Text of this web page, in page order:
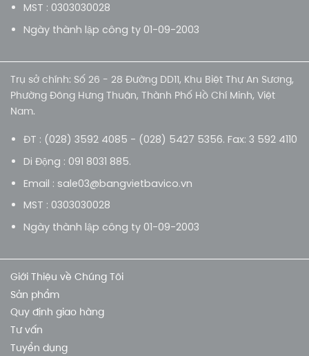
MST : 0303030028
Ngày thành lập công ty 01-09-2003
Trụ sở chính: Số 26 - 28 Đường DD11, Khu Biệt Thự An Sương,
Phường Đông Hưng Thuận, Thành Phố Hồ Chí Minh, Việt
Nam.
ĐT : (028) 3592 4085 - (028) 5427 5356. Fax: 3 592 4110
Di Động : 091 8031 885.
Email : sale03@bangvietbavico.vn
MST : 0303030028
Ngày thành lập công ty 01-09-2003
Giới Thiệu về Chúng Tôi
Sản phẩm
Quy định giao hàng
Tư vấn
Tuyển dụng